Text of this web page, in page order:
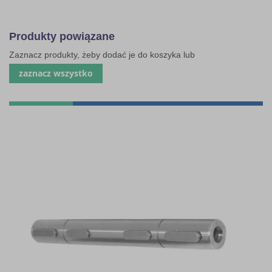
Produkty powiązane
Zaznacz produkty, żeby dodać je do koszyka lub
zaznacz wszystko